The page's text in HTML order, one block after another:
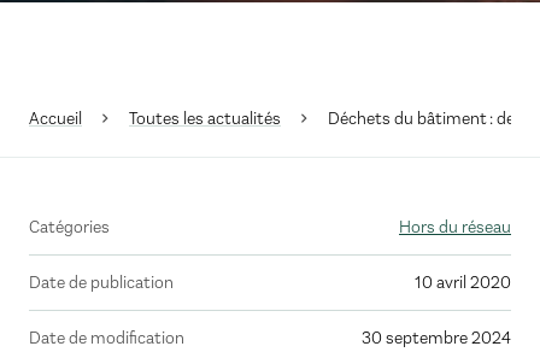
Accueil Toutes les actualités Déchets du bâtiment : de
Catégories Hors du réseau
Date de publication 10 avril 2020
Date de modification 30 septembre 2024